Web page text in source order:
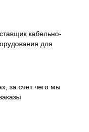
кабельно-
для
за счет чего мы